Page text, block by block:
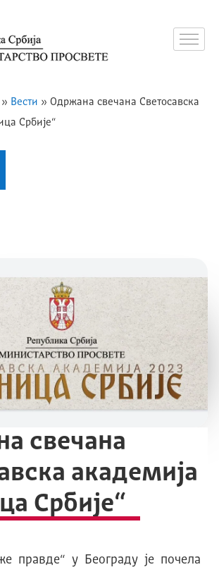
» Вести » Одржана свечана Светосавска
Србије“
свечана
академија
Србије“
правде“ у Београду је почела